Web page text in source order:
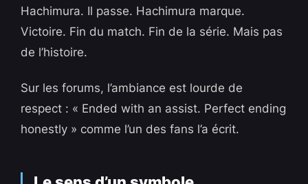
Hachimura. Il passe. Hachimura marque.
Victoire. Fin du match. Fin de la série. Mais pas
de l’histoire.
Sur les forums, l’ambiance est lourde de
respect : « Ended with an assist. Perfect ending
honestly » comme l’un des fans l’a écrit.